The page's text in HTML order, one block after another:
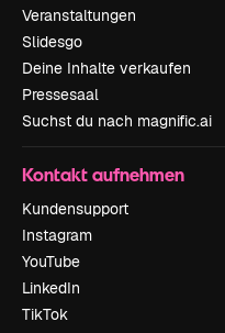
Veranstaltungen
Slidesgo
Deine Inhalte verkaufen
Pressesaal
Suchst du nach magnific.ai
Kontakt aufnehmen
Kundensupport
Instagram
YouTube
LinkedIn
TikTok